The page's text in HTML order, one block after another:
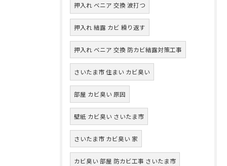
押入れ ベニア 交換 波打つ
押入れ 結露 カビ 繰り返す
押入れ ベニア 交換 防カビ結露対策工事
さいたま市 住まい カビ臭い
部屋 カビ臭い 原因
壁紙 カビ臭い さいたま市
さいたま市 カビ臭い 家
カビ臭い 部屋 防カビ工事 さいたま市